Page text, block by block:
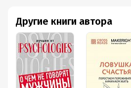
Другие книги автора